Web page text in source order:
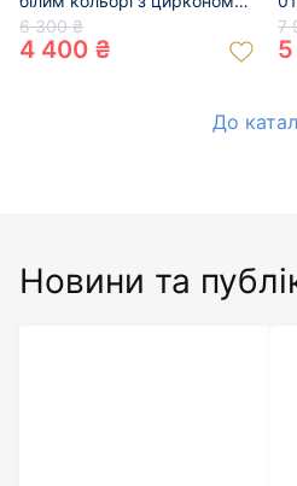
01-18814659
6 300 ₴
4 400 ₴
7
До
Новини та